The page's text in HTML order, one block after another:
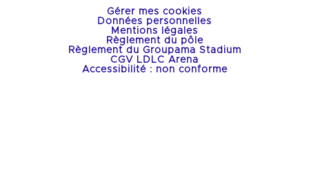
Gérer mes cookies
Données personnelles
Mentions légales
Règlement du pôle
Règlement du Groupama Stadium
CGV LDLC Arena
Accessibilité : non conforme